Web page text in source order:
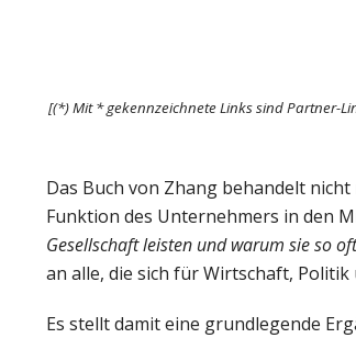
[(*) Mit * gekennzeichnete Links sind Partner-
Das Buch von Zhang behandelt
Funktion des Unternehmers in den
Gesellschaft leisten und warum sie so
an alle, die sich für Wirtschaft,
Es stellt damit eine grundlegende